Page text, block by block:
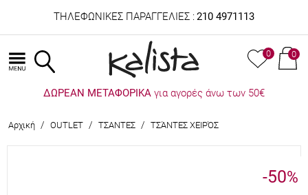
ΤΗΛΕΦΩΝΙΚΕΣ ΠΑΡΑΓΓΕΛΙΕΣ : 210 4971113
0 0
ΔΩΡΕΑΝ ΜΕΤΑΦΟΡΙΚΑ για αγορές άνω των 50€
Αρχική / OUTLET / ΤΣΑΝΤΕΣ / ΤΣΆΝΤΕΣ ΧΕΙΡΌΣ
-50%